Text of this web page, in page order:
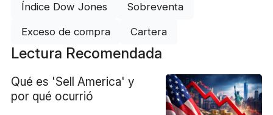
Índice Dow Jones Sobreventa
Exceso de compra Cartera
Lectura Recomendada
Qué es 'Sell America' y
por qué ocurrió